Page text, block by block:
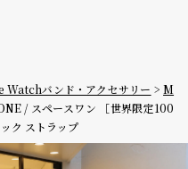
Watchバンド・アクセサリー
M
/ スペースワン ［世界限定100
ク ストラップ